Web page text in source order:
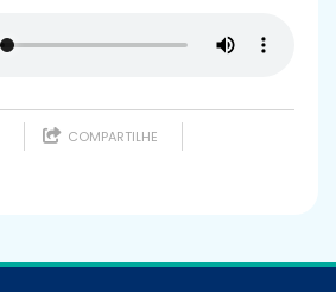
COMPARTILHE